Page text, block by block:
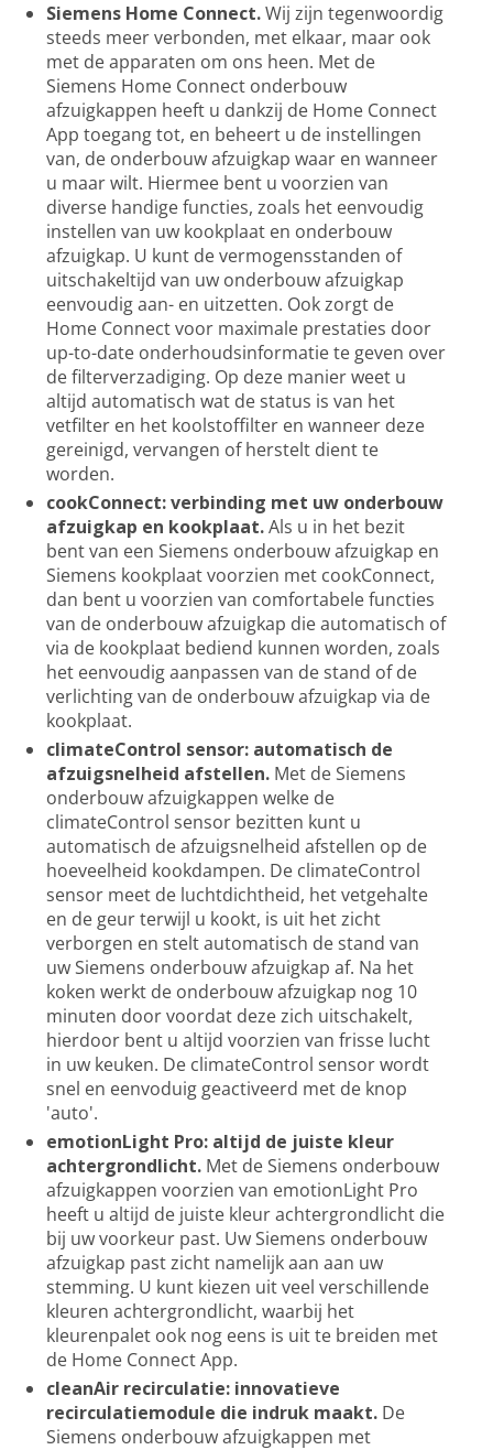
Siemens Home Connect.Wij zijn tegenwoordig
steeds meer verbonden, met elkaar, maar ook
met de apparaten om ons heen. Met de
Siemens Home Connect onderbouw
afzuigkappen heeft u dankzij de Home Connect
App toegang tot, en beheert u de instellingen
van, de onderbouw afzuigkap waar en wanneer
u maar wilt. Hiermee bent u voorzien van
diverse handige functies, zoals het eenvoudig
instellen van uw kookplaat en onderbouw
afzuigkap. U kunt de vermogensstanden of
uitschakeltijd van uw onderbouw afzuigkap
eenvoudig aan- en uitzetten. Ook zorgt de
Home Connect voor maximale prestaties door
up-to-date onderhoudsinformatie te geven over
de filterverzadiging. Op deze manier weet u
altijd automatisch wat de status is van het
vetfilter en het koolstoffilter en wanneer deze
gereinigd, vervangen of herstelt dient te
worden.
cookConnect: verbinding met uw onderbouw
afzuigkap en kookplaat.Als u in het bezit
bent van een Siemens onderbouw afzuigkap en
Siemens kookplaat voorzien met cookConnect,
dan bent u voorzien van comfortabele functies
van de onderbouw afzuigkap die automatisch of
via de kookplaat bediend kunnen worden, zoals
het eenvoudig aanpassen van de stand of de
verlichting van de onderbouw afzuigkap via de
kookplaat.
climateControl sensor: automatisch de
afzuigsnelheid afstellen. Met de Siemens
onderbouw afzuigkappen welke de
climateControl sensor bezitten kunt u
automatisch de afzuigsnelheid afstellen op de
hoeveelheid kookdampen. De climateControl
sensor meet de luchtdichtheid, het vetgehalte
en de geur terwijl u kookt, is uit het zicht
verborgen en stelt automatisch de stand van
uw Siemens onderbouw afzuigkap af. Na het
koken werkt de onderbouw afzuigkap nog 10
minuten door voordat deze zich uitschakelt,
hierdoor bent u altijd voorzien van frisse lucht
in uw keuken. De climateControl sensor wordt
snel en eenvoduig geactiveerd met de knop
'auto'.
emotionLight Pro: altijd de juiste kleur
achtergrondlicht. Met de Siemens onderbouw
afzuigkappen voorzien van emotionLight Pro
heeft u altijd de juiste kleur achtergrondlicht die
bij uw voorkeur past. Uw Siemens onderbouw
afzuigkap past zicht namelijk aan aan uw
stemming. U kunt kiezen uit veel verschillende
kleuren achtergrondlicht, waarbij het
kleurenpalet ook nog eens is uit te breiden met
de Home Connect App.
cleanAir recirculatie: innovatieve
recirculatiemodule die indruk maakt. De
Siemens onderbouw afzuigkappen met